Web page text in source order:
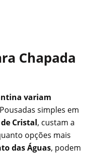
Chapada
variam
simples em
Cristal, custam a
opções mais
das Águas, podem